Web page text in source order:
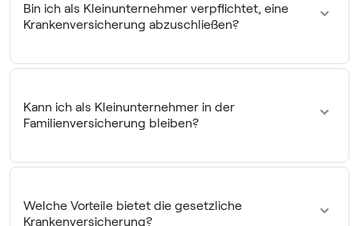
Bin ich als Kleinunternehmer verpflichtet, eine
Krankenversicherung abzuschließen?
Du unterliegst mit einem Nebengewerbe ebenso der
Nebentätigkeit neben deiner Festanstellung, bleibst du bei
einem geringen Einkommen über deinen Arbeitgeber
Kann ich als Kleinunternehmer in der
Familienversicherung bleiben?
Mit einem kleinen Nebengewerbe kannst du in der
Werbungskosten mit eingerechnet, darfst du mit deiner
Welche Vorteile bietet die gesetzliche
Krankenversicherung?